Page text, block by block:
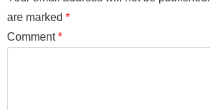
are marked *
Comment*